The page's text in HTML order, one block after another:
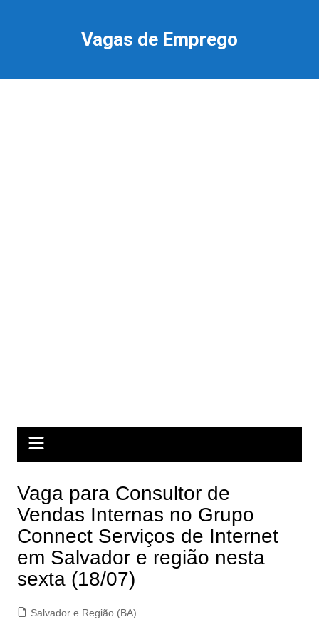
Vagas de Emprego
Vaga para Consultor de
Vendas Internas no Grupo
Connect Serviços de Internet
em Salvador e região nesta
sexta (18/07)
Salvador e Região (BA)